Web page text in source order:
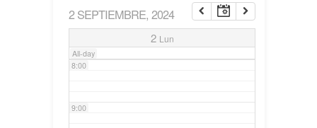
2 SEPTIEMBRE, 2024
2 Lun
All-day
7:00
8:00
9:00